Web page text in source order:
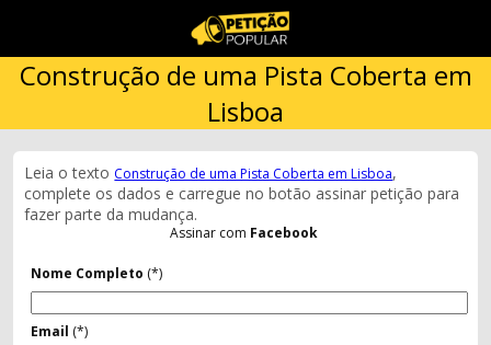
Construção de uma Pista Coberta em
Lisboa
Leia o texto Construção de uma Pista Coberta em Lisboa,
complete os dados e carregue no botão assinar petição para
fazer parte da mudança.
Assinar com Facebook
Nome Completo (*)
Email (*)